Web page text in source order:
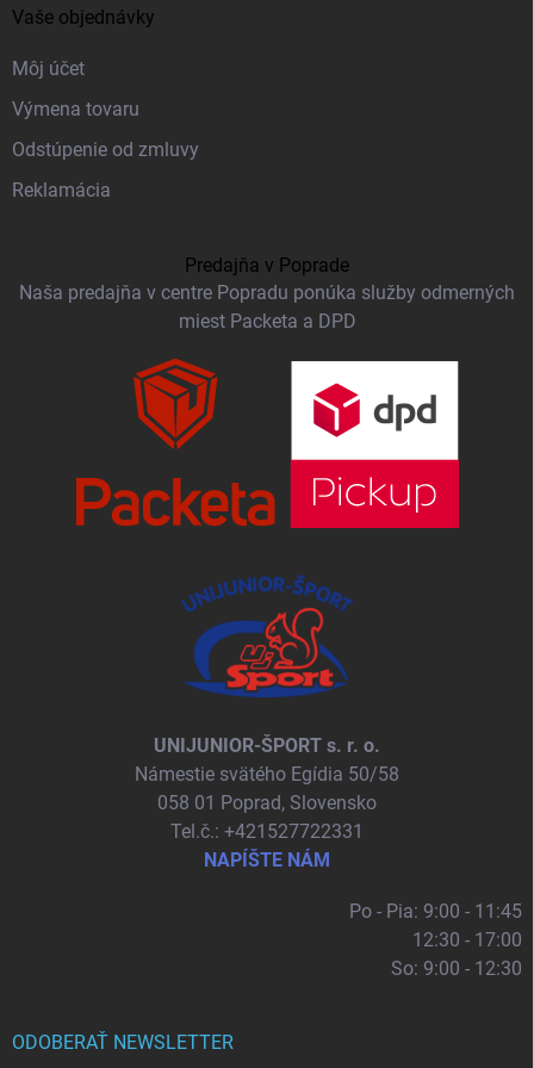
Vaše objednávky
Môj účet
Výmena tovaru
Odstúpenie od zmluvy
Reklamácia
Predajňa v Poprade
Naša predajňa v centre Popradu ponúka služby odmerných
miest Packeta a DPD
UNIJUNIOR-ŠPORT s. r. o.
Námestie svätého Egídia 50/58
058 01 Poprad, Slovensko
Tel.č.: +421527722331
NAPÍŠTE NÁM
Po - Pia: 9:00 - 11:45
12:30 - 17:00
So: 9:00 - 12:30
ODOBERAŤ NEWSLETTER